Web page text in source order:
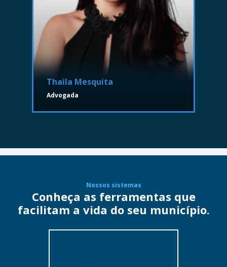
Thaila Mesquita
Advogada
Nossos sistemas
Conheça as ferramentas que
facilitam a vida do seu município.